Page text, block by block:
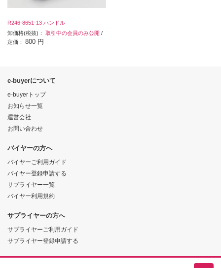
R246-8651-13 ハンドル
卸価格(税抜)： 取引中の会員のみ公開 /
定価： 800 円
e-buyerについて
e-buyerトップ
お知らせ一覧
運営会社
お問い合わせ
バイヤーの方へ
バイヤーご利用ガイド
バイヤー登録申請する
サプライヤー一覧
バイヤー利用規約
サプライヤーの方へ
サプライヤーご利用ガイド
サプライヤー登録申請する